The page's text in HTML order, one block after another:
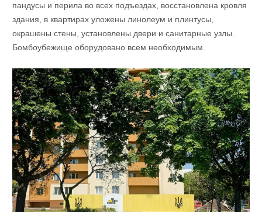
пандусы и перила во всех подъездах, восстановлена ​​кровля
здания, в квартирах уложены линолеум и плинтусы,
окрашены стены, установлены двери и санитарные узлы.
Бомбоубежище оборудовано всем необходимым.